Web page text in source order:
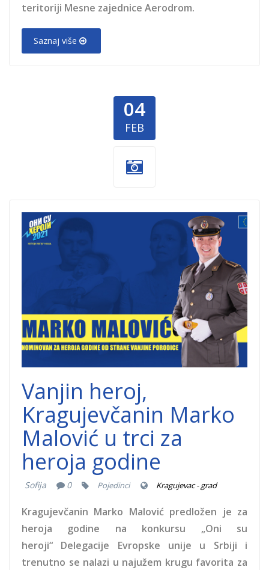
teritoriji Mesne zajednice Aerodrom.
Saznaj više
04
FEB
Heroj-
godine.jpg
Vanjin heroj,
Kragujevčanin Marko
Malović u trci za
heroja godine
Sofija 0 Pojedinci Kragujevac - grad
Kragujevčanin Marko Malović predložen je za
heroja godine na konkursu „Oni su
heroji“ Delegacije Evropske unije u Srbiji i
trenutno se nalazi u najužem krugu favorita za